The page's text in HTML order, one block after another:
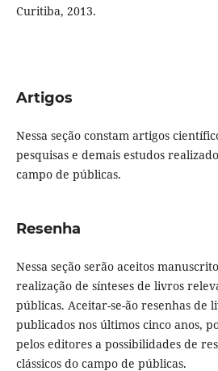
Curitiba, 2013.
Artigos
Nessa seção constam artigos
pesquisas e demais estudos
campo de públicas.
Resenha
Nessa seção serão aceitos
realização de sínteses de livros
públicas. Aceitar-se-ão resenhas de
publicados nos últimos cinco anos,
pelos editores a possibilidades de
clássicos do campo de públicas.